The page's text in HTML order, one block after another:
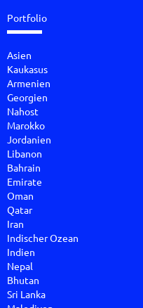
Portfolio
Asien
Kaukasus
Armenien
Georgien
Nahost
Marokko
Jordanien
Libanon
Bahrain
Emirate
Oman
Qatar
Iran
Indischer Ozean
Indien
Nepal
Bhutan
Sri Lanka